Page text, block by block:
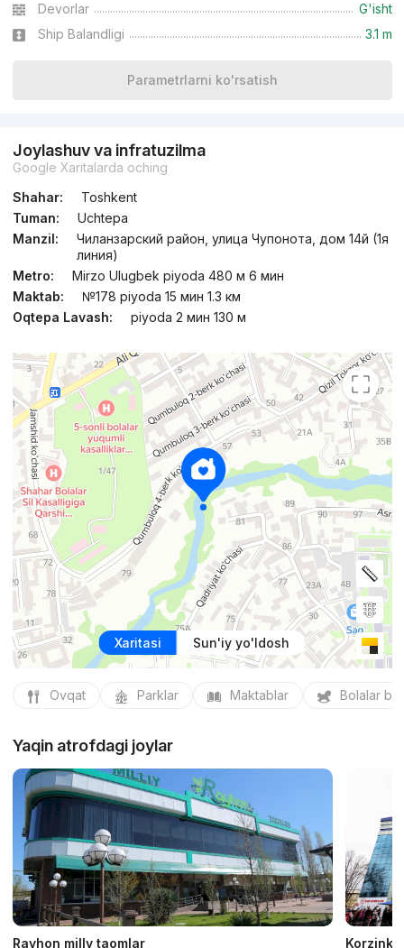
Devorlar
G'isht
Ship Balandligi
3.1 m
Parametrlarni ko'rsatish
Joylashuv va infratuzilma
Google Xaritalarda oching
Shahar:
Toshkent
Tuman:
Uchtepa
Manzil:
Чиланзарский район, улица Чупонота, дом 14й (1я
линия)
Metro:
Mirzo Ulugbek piyoda 480 м 6 мин
Maktab:
№178 piyoda 15 мин 1.3 км
Oqtepa Lavash:
piyoda 2 мин 130 м
Xaritasi Sun'iy yo'ldosh
Ovqat Parklar Maktablar Bolalar
Yaqin atrofdagi joylar
Rayhon milly taomlar Korzinka